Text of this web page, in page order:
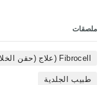
ملصقات
Fibrocell (علاج (حقن الخلايا
طبيب الجلدية